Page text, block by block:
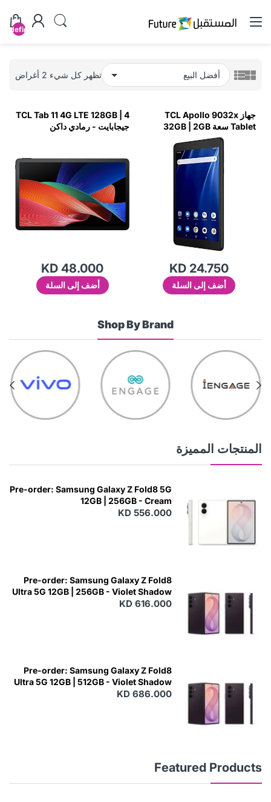
undefined
تظهر كل شيء 2 أغراض
جهاز TCL Apollo 9032x
Tablet سعة 32GB | 2GB
باللون الأسود-M5FQ
KD 24.750
أضف إلى السلة
TCL Tab 11 4G LTE 128GB | 4
جيجابايت - رمادي داكن
KD 48.000
أضف إلى السلة
Shop By Brand
المنتجات المميزة
Pre-order: Samsung Galaxy Z Fold8 5G
12GB | 256GB - Cream
KD 556.000
Pre-order: Samsung Galaxy Z Fold8
Ultra 5G 12GB | 256GB - Violet Shadow
KD 616.000
Pre-order: Samsung Galaxy Z Fold8
Ultra 5G 12GB | 512GB - Violet Shadow
KD 686.000
Featured Products